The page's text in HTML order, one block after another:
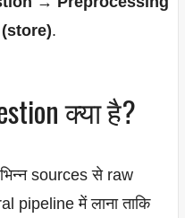
.
क्या है?
sources से raw
pipeline में लाना ताकि